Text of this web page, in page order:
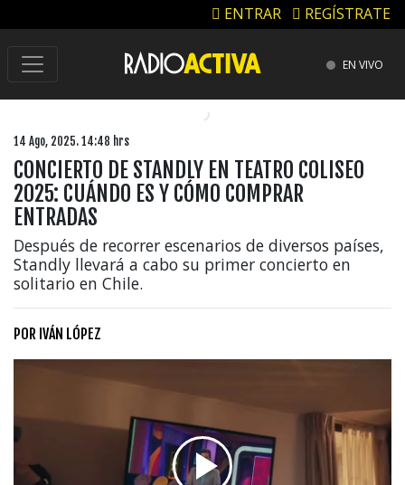
ENTRAR REGÍSTRATE
EN VIVO
14 Ago, 2025. 14:48 hrs
CONCIERTO DE STANDLY EN TEATRO COLISEO
2025: CUÁNDO ES Y CÓMO COMPRAR
ENTRADAS
Después de recorrer escenarios de diversos países,
Standly llevará a cabo su primer concierto en
solitario en Chile.
POR IVÁN LÓPEZ